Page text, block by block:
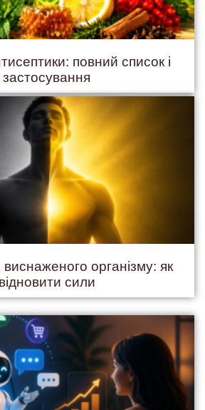
повний список і
застосування
виснаженого організму: як
відновити сили